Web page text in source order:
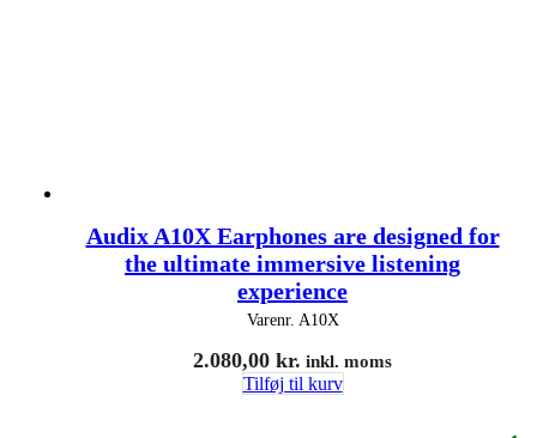
Audix A10X Earphones are designed for
the ultimate immersive listening
experience
Varenr. A10X
2.080,00 kr. inkl. moms
Tilføj til kurv